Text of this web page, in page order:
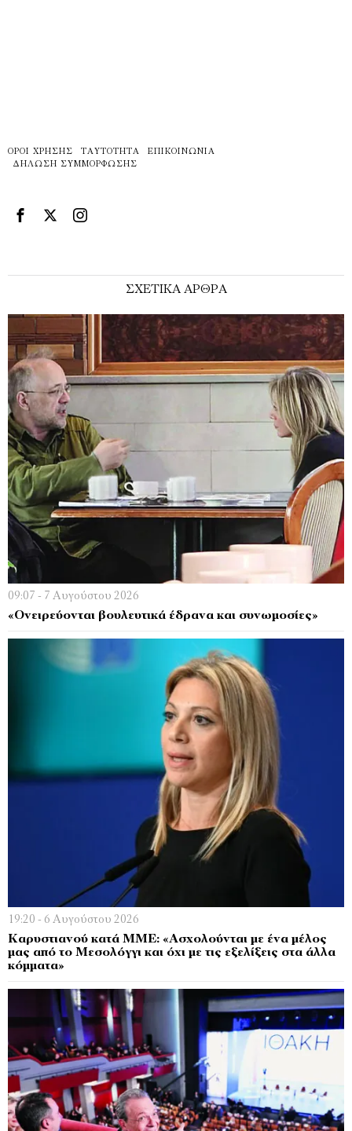
ΌΡΟΙ ΧΡΉΣΗΣ ΤΑΥΤΌΤΗΤΑ
ΕΠΙΚΟΙΝΩΝΊΑ
ΔΉΛΩΣΗ ΣΥΜΜΌΡΦΩΣΗΣ
ΣΧΕΤΙΚΑ ΑΡΘΡΑ
09:07 - 7 Αυγούστου 2026
«Ονειρεύονται βουλευτικά έδρανα και συνωμοσίες»
19:20 - 6 Αυγούστου 2026
Καρυστιανού κατά ΜΜΕ: «Ασχολούνται με ένα μέλος
μας από το Μεσολόγγι και όχι με τις εξελίξεις στα άλλα
κόμματα»